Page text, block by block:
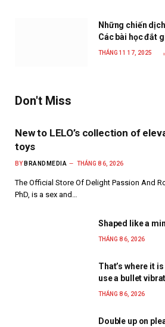
Những chiến
Các bài học đắt
năm 2025
THÁNG 11 17, 2025
Don't Miss
New to LELO’s collection of
toys
BY BRANDMEDIA THÁNG 8 6, 2026
The Official Store Of Delight Passion And
PhD, is a sex and…
Shaped like a
THÁNG 8 6, 2026
That’s where it
use a bullet
THÁNG 8 6, 2026
Double up on